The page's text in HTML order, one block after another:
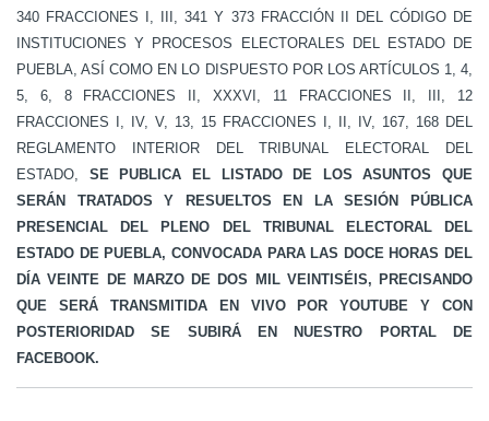
340 FRACCIONES I, III, 341 Y 373 FRACCIÓN II DEL CÓDIGO DE
INSTITUCIONES Y PROCESOS ELECTORALES DEL ESTADO DE
PUEBLA, ASÍ COMO EN LO DISPUESTO POR LOS ARTÍCULOS 1, 4,
5, 6, 8 FRACCIONES II, XXXVI, 11 FRACCIONES II, III, 12
FRACCIONES I, IV, V, 13, 15 FRACCIONES I, II, IV, 167, 168 DEL
REGLAMENTO INTERIOR DEL TRIBUNAL ELECTORAL DEL
ESTADO, SE PUBLICA EL LISTADO DE LOS ASUNTOS QUE
SERÁN TRATADOS Y RESUELTOS EN LA SESIÓN PÚBLICA
PRESENCIAL DEL PLENO DEL TRIBUNAL ELECTORAL DEL
ESTADO DE PUEBLA, CONVOCADA PARA LAS DOCE HORAS DEL
DÍA VEINTE DE MARZO DE DOS MIL VEINTISÉIS, PRECISANDO
QUE SERÁ TRANSMITIDA EN VIVO POR YOUTUBE Y CON
POSTERIORIDAD SE SUBIRÁ EN NUESTRO PORTAL DE
FACEBOOK.